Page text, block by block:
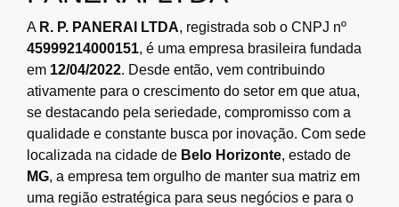
A R. P. PANERAI LTDA, registrada sob o CNPJ nº
45999214000151, é uma empresa brasileira fundada
em 12/04/2022. Desde então, vem contribuindo
ativamente para o crescimento do setor em que atua,
se destacando pela seriedade, compromisso com a
qualidade e constante busca por inovação. Com sede
localizada na cidade de Belo Horizonte, estado de
MG, a empresa tem orgulho de manter sua matriz em
uma região estratégica para seus negócios e para o